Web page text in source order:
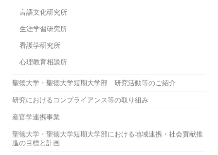
言語文化研究所
生涯学習研究所
看護学研究所
心理教育相談所
聖徳大学・聖徳大学短期大学部 研究活動等のご紹介
研究におけるコンプライアンス等の取り組み
産官学連携事業
聖徳大学・聖徳大学短期大学部における地域連携・社会貢献推
進の目標と計画